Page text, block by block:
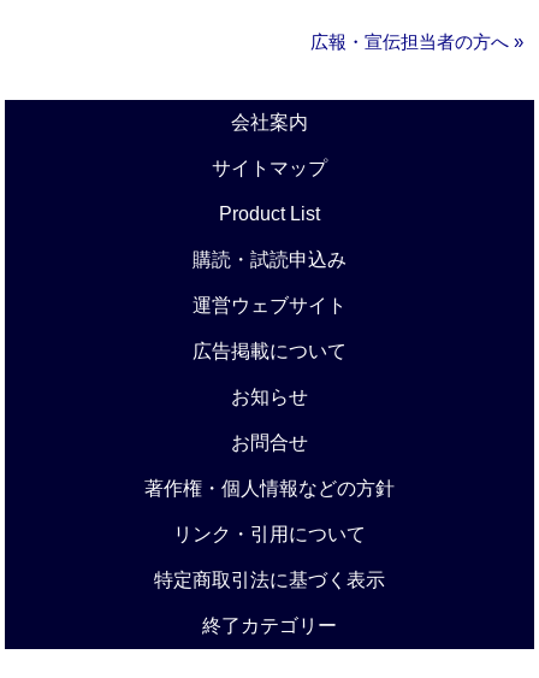
広報・宣伝担当者の方へ »
会社案内
サイトマップ
Product List
購読・試読申込み
運営ウェブサイト
広告掲載について
お知らせ
お問合せ
著作権・個人情報などの方針
リンク・引用について
特定商取引法に基づく表示
終了カテゴリー